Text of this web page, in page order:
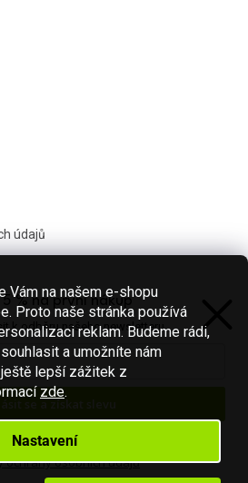
Vám na našem e-shopu
Proto naše stránka používá
reklam. Budeme rádi,
a umožníte nám
lepší zážitek z
zde.
Nastavení
údajů
0KS /0 KČ
5 % na první nákup
k odběru našeho newsletteru.
se a získat slevu
mail je u nás v bezpečí.
ochrany osobních údajů